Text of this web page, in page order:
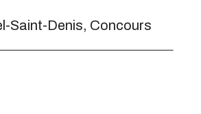
Saint-Denis, Concours